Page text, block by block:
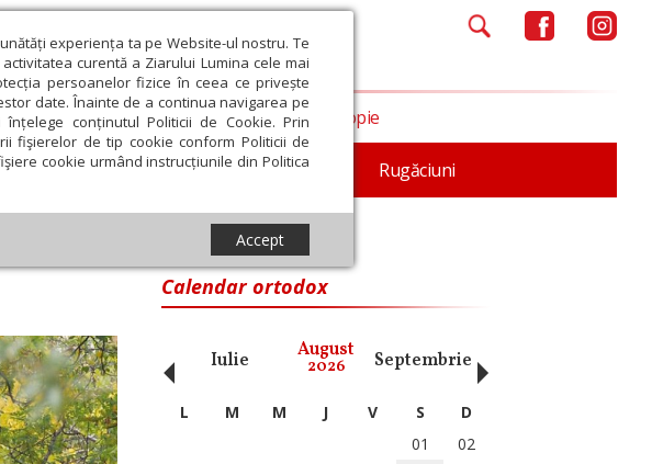
experiența ta pe Website-ul nostru. Te
curentă a Ziarului Lumina cele mai
persoanelor fizice în ceea ce privește
date. Înainte de a continua navigarea pe
conținutul Politicii de Cookie. Prin
fişierelor de tip cookie conform Politicii de
cookie urmând instrucțiunile din Politica
Accept
Theologica Liturgica Patristica Rugăciuni
Societate Opinii Filantropie
Calendar ortodox
Mai Iunie Iulie August
2026 Septembrie Octombrie
‹ L M M J V S
D
01
02